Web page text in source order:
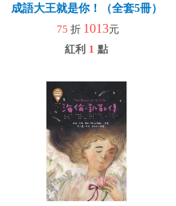
典60—國王與我
成語大王就是你！（全套5冊）
75 折 1013元
紅利 1 點